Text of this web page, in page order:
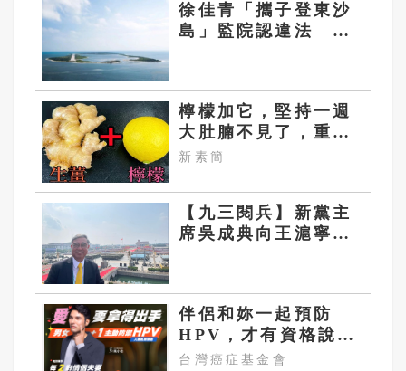
徐佳青「攜子登東沙
島」監院認違法 登
檸檬加它，堅持一週
大肚腩不見了，重新
回到45公斤
新素簡
【九三閱兵】新黨主
席吳成典向王滬寧建
伴侶和妳一起預防
HPV，才有資格說愛
妳！
台灣癌症基金會